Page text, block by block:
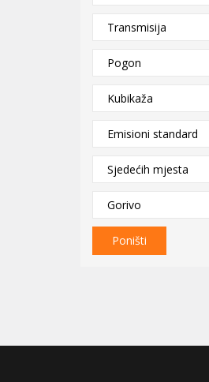
Transmisija
Pogon
Kubikaža
Emisioni standard
Sjedećih mjesta
Gorivo
Poništi